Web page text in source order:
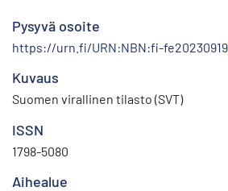
Pysyvä osoite
https://urn.fi/URN:NBN:fi-
Kuvaus
Suomen virallinen tilasto (SVT)
ISSN
1798-5080
Aihealue